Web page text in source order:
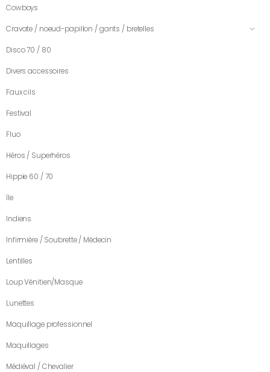
Cowboys
Cravate / noeud-papillon / gants / bretelles
Disco 70 / 80
Divers accessoires
Faux cils
Festival
Fluo
Héros / Superhéros
Hippie 60 / 70
île
Indiens
Infirmière / Soubrette / Médecin
Lentilles
Loup Vénitien/Masque
Lunettes
Maquillage professionnel
Maquillages
Médiéval / Chevalier